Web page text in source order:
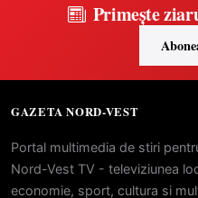
Primește
GAZETA NORD-VEST
Portal multimedia de stiri
Nord-Vest TV - televiziunea
economie, sport, cultura si